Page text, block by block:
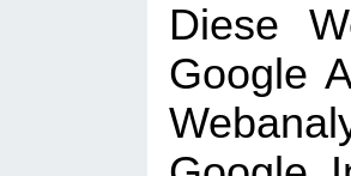
Diese
Google